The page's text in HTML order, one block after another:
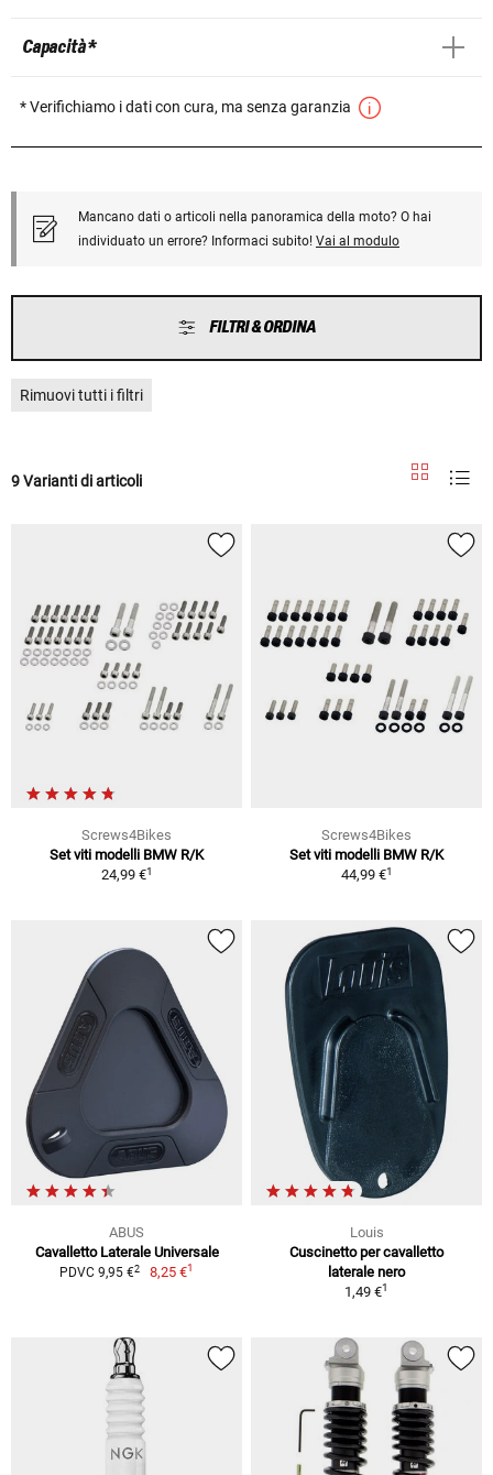
Capacità *
* Verifichiamo i dati con cura, ma senza garanzia
Mancano dati o articoli nella panoramica della moto? O hai
individuato un errore? Informaci subito! Vai al modulo
FILTRI & ORDINA
Rimuovi tutti i filtri
9 Varianti di articoli
Screws4Bikes
Set viti modelli BMW R/K
24,99 €1
Screws4Bikes
Set viti modelli BMW R/K
44,99 €1
ABUS
Cavalletto Laterale Universale
PDVC 9,95 €2 8,25 €1
Louis
Cuscinetto per cavalletto
laterale nero
1,49 €1